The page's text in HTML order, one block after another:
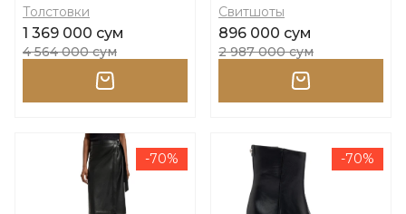
Толстовки
1 369 000 сум
4 564 000 сум
Свитшоты
896 000 сум
2 987 000 сум
-70% -70%